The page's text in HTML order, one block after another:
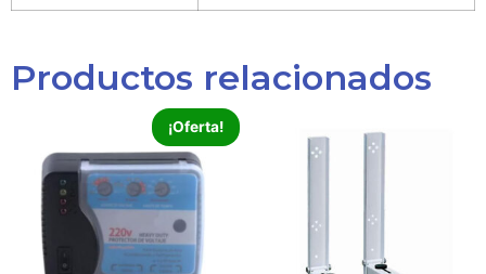
Productos relacionados
¡Oferta!